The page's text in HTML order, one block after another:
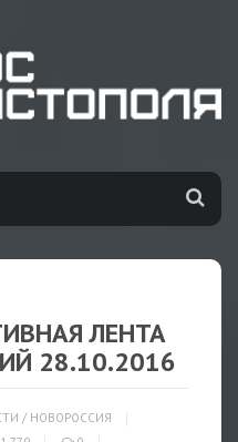
ЛЕНТА
28.10.2016
/ НОВОРОССИЯ